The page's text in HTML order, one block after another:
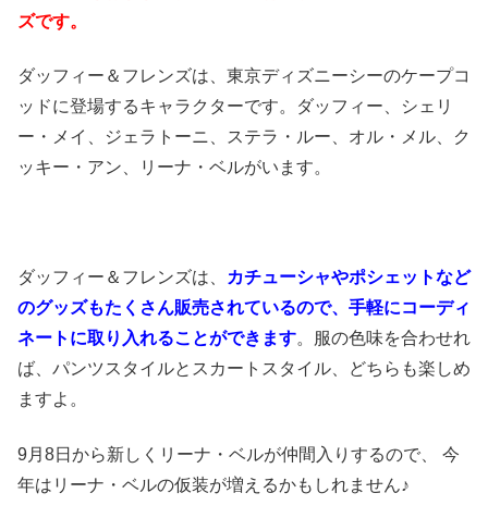
ズです。
ダッフィー＆フレンズは、東京ディズニーシーのケープコ
ッドに登場するキャラクターです。ダッフィー、シェリ
ー・メイ、ジェラトーニ、ステラ・ルー、オル・メル、ク
ッキー・アン、リーナ・ベルがいます。
ダッフィー＆フレンズは、
カチューシャやポシェットなど
のグッズもたくさん販売されているので、手軽にコーディ
ネートに取り入れることができます。服の色味を合わせれ
ば、パンツスタイルとスカートスタイル、どちらも楽しめ
ますよ。
9月8日から新しくリーナ・ベルが仲間入りするので、 今
年はリーナ・ベルの仮装が増えるかもしれません♪